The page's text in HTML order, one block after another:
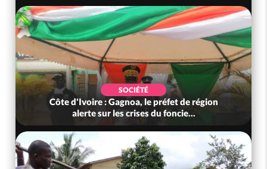
SOCIÉTÉ
Côte d'Ivoire : Gagnoa, le préfet de région
alerte sur les crises du foncie...